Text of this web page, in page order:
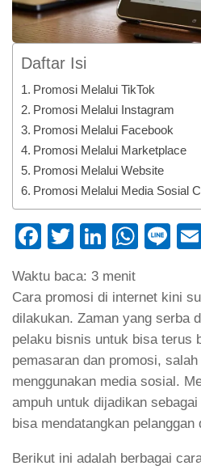
Daftar Isi
Promosi Melalui TikTok
Promosi Melalui Instagram
Promosi Melalui Facebook
Promosi Melalui Marketplace
Promosi Melalui Website
Promosi Melalui Media Sosial
Facebook
TwitterLinkedIn
Waktu baca: 3 menit
Cara promosi di internet kini
dilakukan. Zaman yang serba
pelaku bisnis untuk bisa terus
pemasaran dan promosi,
menggunakan media sosial.
ampuh untuk dijadikan
bisa mendatangkan pelanggan
Berikut ini adalah berbagai